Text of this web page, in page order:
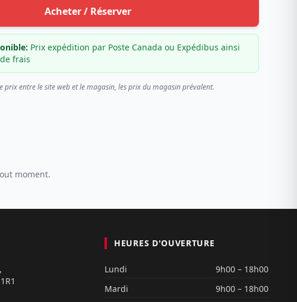
Acheter / Réserver
Prix expédition par Poste Canada ou Expédibus ainsi
frais
prix entre le site web et le magasin, les prix du magasin prévalent.
moment.
HEURES D'OUVERTURE
Lundi
9h00 – 18h00
Mardi
9h00 – 18h00